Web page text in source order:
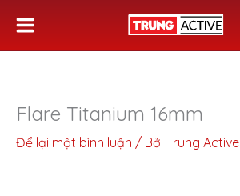
nội
Flare Titanium 16mm
Để lại một bình luận / Bởi Trung Active